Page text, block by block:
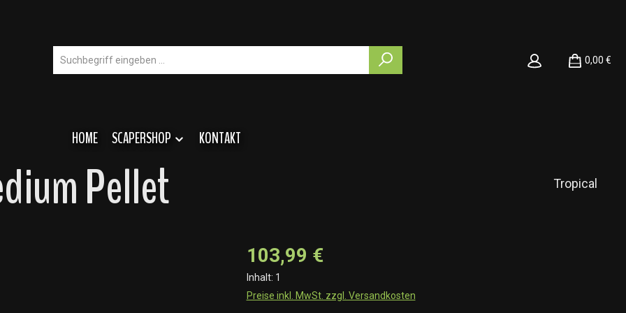
0,00 €
HOME SCAPERSHOP KONTAKT
Pellet Tropical
103,99 €
Inhalt: 1
Preise inkl. MwSt. zzgl. Versandkosten